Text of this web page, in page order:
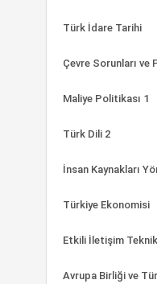
Türk İdare Tarihi
Çevre Sorunları ve
Maliye Politikası 1
Türk Dili 2
İnsan Kaynakları
Türkiye Ekonomisi
Etkili İletişim
Avrupa Birliği ve